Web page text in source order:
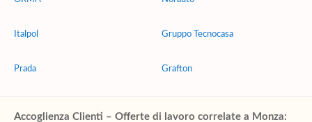
Italpol
Prada
Gruppo Tecnocasa
Grafton
Accoglienza Clienti – Offerte di lavoro correlate a Monza: